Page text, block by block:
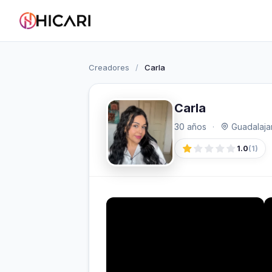
Creadores / Carla
Carla
30 años ·
1.0(1)